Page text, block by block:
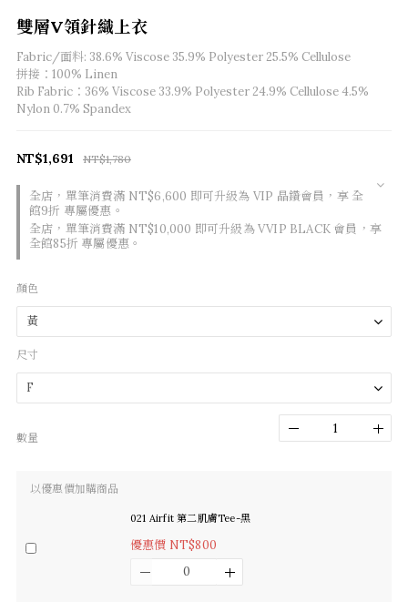
雙層V領針織上衣
Fabric/面料: 38.6% Viscose 35.9% Polyester 25.5% Cellulose
拼接：100% Linen
Rib Fabric：36% Viscose 33.9% Polyester 24.9% Cellulose 4.5%
Nylon 0.7% Spandex
全店，單筆消費滿 NT$6,600 即可升級為 VIP 晶鑽會員，享 全
館9折 專屬優惠。
全店，單筆消費滿 NT$10,000 即可升級為 VVIP BLACK 會員，享
全館85折 專屬優惠。
NT$1,780
NT$1,691
顏色
尺寸
數量
以優惠價加購商品
021 Airfit 第二肌膚Tee-黑
優惠價 NT$800